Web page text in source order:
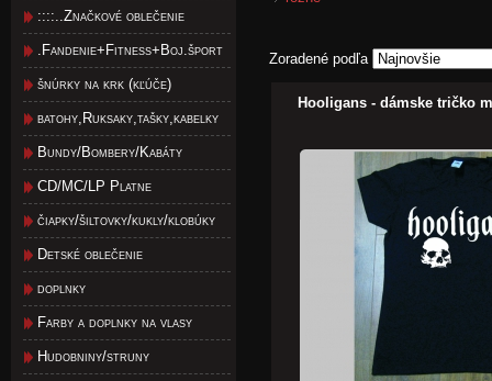
::::..Značkové oblečenie
.Fandenie+Fitness+Boj.šport
šnúrky na krk (kľúče)
batohy,Ruksaky,tašky,kabelky
Bundy/Bombery/Kabáty
CD/MC/LP Platne
čiapky/šiltovky/kukly/klobúky
Detské oblečenie
doplnky
Farby a doplnky na vlasy
Hudobniny/struny
Zoradené podľa
Hooligans - dámske tričko